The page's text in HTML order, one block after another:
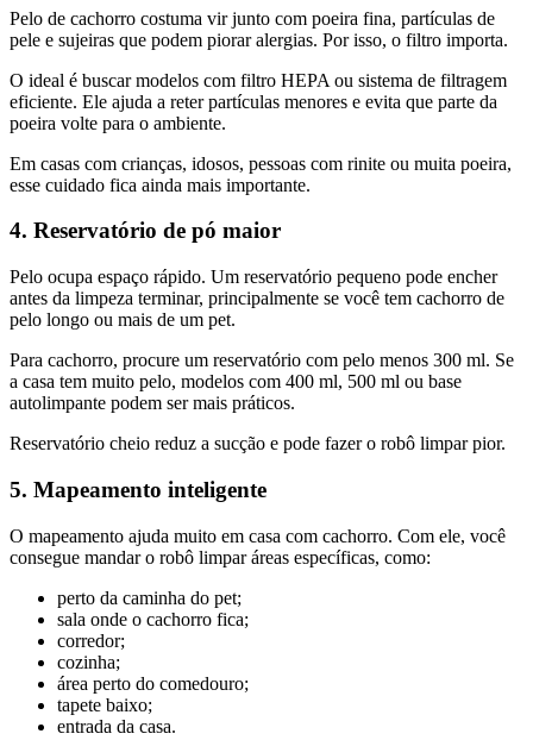
Pelo de cachorro costuma vir junto com poeira fina, partículas de
pele e sujeiras que podem piorar alergias. Por isso, o filtro importa.
O ideal é buscar modelos com filtro HEPA ou sistema de filtragem
eficiente. Ele ajuda a reter partículas menores e evita que parte da
poeira volte para o ambiente.
Em casas com crianças, idosos, pessoas com rinite ou muita poeira,
esse cuidado fica ainda mais importante.
4. Reservatório de pó maior
Pelo ocupa espaço rápido. Um reservatório pequeno pode encher
antes da limpeza terminar, principalmente se você tem cachorro de
pelo longo ou mais de um pet.
Para cachorro, procure um reservatório com pelo menos 300 ml. Se
a casa tem muito pelo, modelos com 400 ml, 500 ml ou base
autolimpante podem ser mais práticos.
Reservatório cheio reduz a sucção e pode fazer o robô limpar pior.
5. Mapeamento inteligente
O mapeamento ajuda muito em casa com cachorro. Com ele, você
consegue mandar o robô limpar áreas específicas, como:
perto da caminha do pet;
sala onde o cachorro fica;
corredor;
cozinha;
área perto do comedouro;
tapete baixo;
entrada da casa.